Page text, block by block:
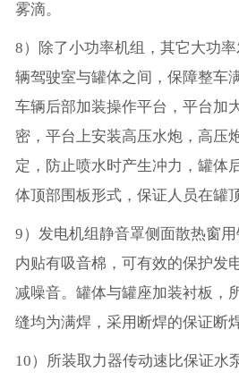
雾滴。
8）除了小功率机组，其它大功
辆驾驶室与罐体之间，保障整车
车辆后部加装操作平台，平台加
密，平台上安装高压水炮，高压
定，防止喷水时产生冲力，罐体
体顶部围板形式，保证人员在罐
9）发电机组静音罩侧面散热窗用
内贴有吸音棉，可有效的保护发
减噪音。罐体与罐座加装衬板，
缝均为满焊，采用断焊的保证断
10）所装取力器传动速比保证水